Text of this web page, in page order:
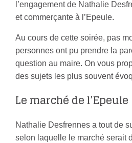
l’engagement de Nathalie
et commerçante à l’Epeule.
Au cours de cette soirée, pas
personnes ont pu prendre la
question au maire. On vous
des sujets les plus souvent
Le marché de l’Epeule
Nathalie Desfrennes a tout de
selon laquelle le marché serait